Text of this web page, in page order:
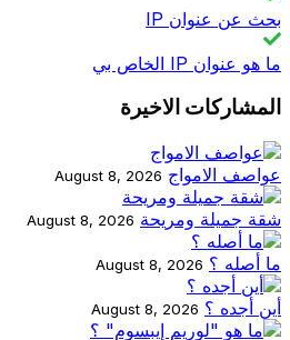
بحث عن عنوان IP
ما هو عنوان IP الخاص بي
المشاركات الاخيرة
عواصف الامواج August 8, 2026
شقة جميلة ومريحة August 8, 2026
ما أصله ؟ August 8, 2026
أين أجده ؟ August 8, 2026